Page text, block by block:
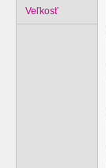
Veľkosť